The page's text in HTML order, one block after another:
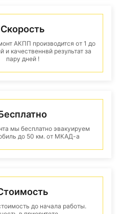
Скорость
АКПП производится от 1 до
и качественнвй результат за
пару дней !
мы бесплатно эвакуируем
до 50 км. от МКАД-а
до начала работы.